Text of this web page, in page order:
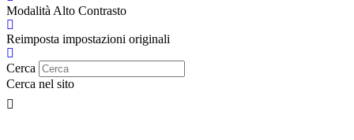
Modalità Alto Contrasto
Reimposta impostazioni originali
Cerca
Cerca nel sito